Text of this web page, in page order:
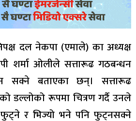
दल नेकपा (एमाले) का अध्यक्ष
शर्मा ओलीले सत्तारूढ गठबन्धन
सक्ने बताएका छन्। सत्तारूढ
डल्लोको रूपमा चित्रण गर्दै उनले
र भिज्यो भने पनि फुट्नसक्ने